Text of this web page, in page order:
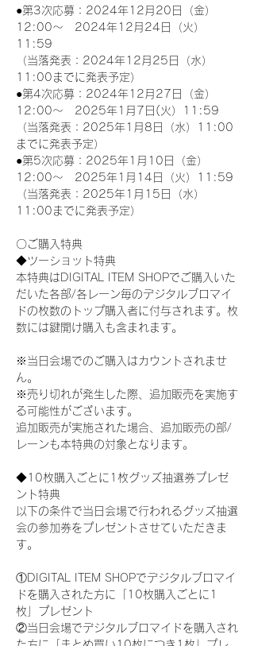
●第3次応募：2024年12月20日（金）
12:00～　2024年12月24日（火）
11:59
（当落発表：2024年12月25日（水）
11:00までに発表予定）
●第4次応募：2024年12月27日（金）
12:00～　2025年1月7日(火）11:59
（当落発表：2025年1月8日（水）11:00
までに発表予定）
●第5次応募：2025年1月10日（金）
12:00～　2025年1月14日（火）11:59
（当落発表：2025年1月15日（水）
11:00までに発表予定）
〇ご購入特典
◆ツーショット特典
本特典はDIGITAL ITEM SHOPでご購入いた
だいた各部/各レーン毎のデジタルブロマイ
ドの枚数のトップ購入者に付与されます。枚
数には鍵開け購入も含まれます。
※当日会場でのご購入はカウントされませ
ん。
※売り切れが発生した際、追加販売を実施す
る可能性がございます。
追加販売が実施された場合、追加販売の部/
レーンも本特典の対象となります。
◆10枚購入ごとに1枚グッズ抽選券プレゼ
ント特典
以下の条件で当日会場で行われるグッズ抽選
会の参加券をプレゼントさせていただきま
す。
①DIGITAL ITEM SHOPでデジタルブロマイ
ドを購入された方に「10枚購入ごとに1
枚」プレゼント
②当日会場でデジタルブロマイドを購入され